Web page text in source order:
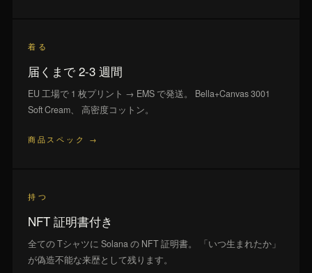
着る
届くまで 2-3 週間
EU 工場で 1 枚プリント → EMS で発送。 Bella+Canvas 3001
Soft Cream、 高密度コットン。
商品スペック →
持つ
NFT 証明書付き
全ての Tシャツに Solana の NFT 証明書。 「いつ生まれたか」
が偽造不能な来歴として残ります。